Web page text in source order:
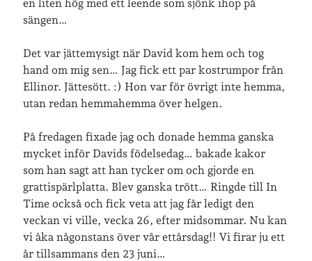
en liten hög med ett leende som sjönk ihop på
sängen…
Det var jättemysigt när David kom hem och tog
hand om mig sen… Jag fick ett par kostrumpor från
Ellinor. Jättesött. :) Hon var för övrigt inte hemma,
utan redan hemmahemma över helgen.
På fredagen fixade jag och donade hemma ganska
mycket inför Davids födelsedag… bakade kakor
som han sagt att han tycker om och gjorde en
grattispärlplatta. Blev ganska trött… Ringde till In
Time också och fick veta att jag får ledigt den
veckan vi ville, vecka 26, efter midsommar. Nu kan
vi åka någonstans över vår ettårsdag!! Vi firar ju ett
år tillsammans den 23 juni…